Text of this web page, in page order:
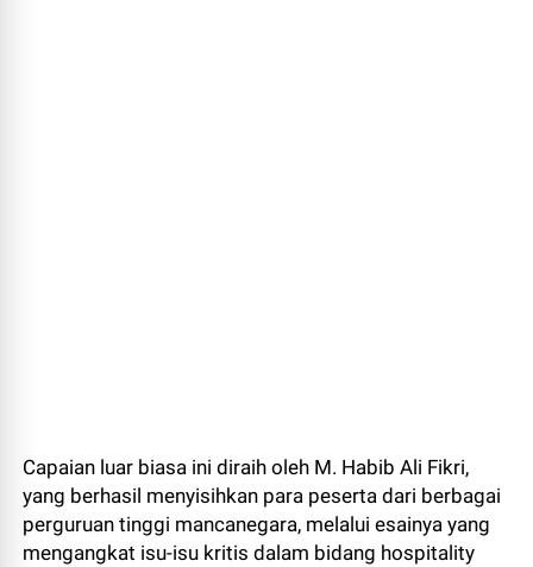
Capaian luar biasa ini diraih oleh M. Habib Ali Fikri,
yang berhasil menyisihkan para peserta dari berbagai
perguruan tinggi mancanegara, melalui esainya yang
mengangkat isu-isu kritis dalam bidang hospitality